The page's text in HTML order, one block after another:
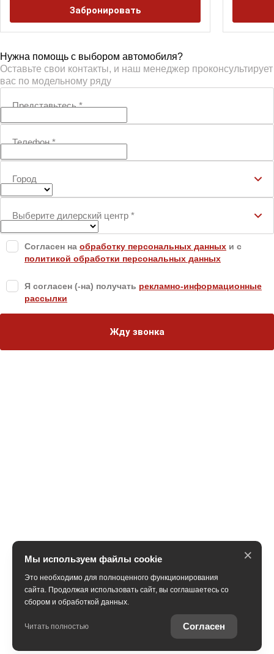
Забронировать
Нужна помощь с выбором автомобиля?
Оставьте свои контакты, и наш менеджер проконсультирует
вас по модельному ряду
Представьтесь*
Телефон*
Город
Выберите дилерский центр *
Согласен на обработку персональных данных и c
политикой обработки персональных данных
Я согласен (-на) получать рекламно-информационные
рассылки
Жду звонка
Получить консультацию
Мы используем файлы cookie
Это необходимо для полноценного функционирования
сайта. Продолжая использовать сайт, вы соглашаетесь со
сбором и обработкой данных.
Читать полностью Согласен
×